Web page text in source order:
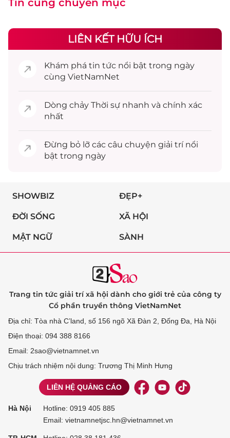
Tin cùng chuyên mục
LIÊN KẾT HỮU ÍCH
Khám phá tin tức nổi bật trong ngày
cùng VietNamNet
Dòng chảy Thời sự nhanh và chính xác
nhất
Đừng bỏ lỡ các câu chuyện giải trínổi
bật trong ngày
SHOWBIZ ĐẸP+
ĐỜI SỐNG XÃ HỘI
MẬT NGỮ SÀNH
Trang tin tức giải trí xã hội dành cho giới trẻ của công ty
Cổ phần truyền thông VietNamNet
Địa chỉ: Tòa nhà C’land, số 156 ngõ Xã Đàn 2, Đống Đa, Hà Nội
Điện thoại: 094 388 8166
Email: 2sao@vietnamnet.vn
Chịu trách nhiệm nội dung: Trương Thị Minh Hưng
LIÊN HỆ QUẢNG CÁO
Hà Nội Hotline: 0919 405 885
Email: vietnamnetjsc.hn@vietnamnet.vn